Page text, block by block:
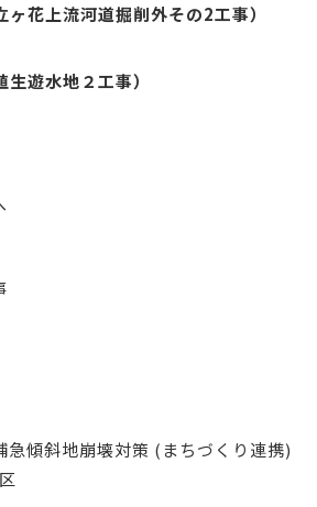
花上流河道掘削外その2工事）
遊水地２工事）
急傾斜地崩壊対策 (まちづくり連携)